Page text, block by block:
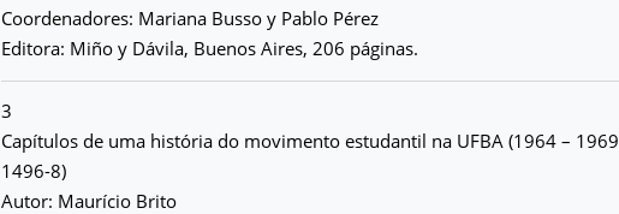
Coordenadores: Mariana Busso y Pablo Pérez
Editora: Miño y Dávila, Buenos Aires, 206 páginas.
3
Capítulos de uma história do movimento estudantil na UFBA (1964 –
1496-8)
Autor: Maurício Brito